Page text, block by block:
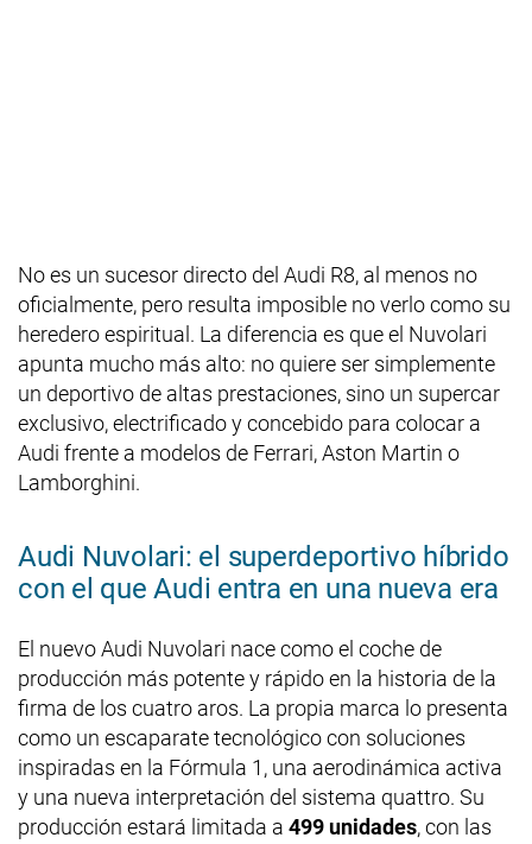
No es un sucesor directo del Audi R8, al menos no
oficialmente, pero resulta imposible no verlo como su
heredero espiritual. La diferencia es que el Nuvolari
apunta mucho más alto: no quiere ser simplemente
un deportivo de altas prestaciones, sino un supercar
exclusivo, electrificado y concebido para colocar a
Audi frente a modelos de Ferrari, Aston Martin o
Lamborghini.
Audi Nuvolari: el superdeportivo híbrido
con el que Audi entra en una nueva era
El nuevo Audi Nuvolari nace como el coche de
producción más potente y rápido en la historia de la
firma de los cuatro aros. La propia marca lo presenta
como un escaparate tecnológico con soluciones
inspiradas en la Fórmula 1, una aerodinámica activa
y una nueva interpretación del sistema quattro. Su
producción estará limitada a 499 unidades, con las